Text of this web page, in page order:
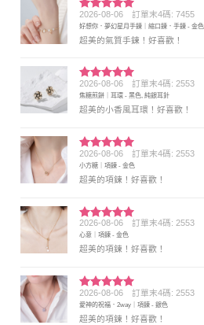
評分5滿
分 5
2026-08-06 訂單末4碼: 7455
好想你．夢幻星月手鍊｜縮口鍊．手鍊 - 金色
超美的氣質手鍊！好喜歡！
評分5 滿
分 5
2026-08-06 訂單末4碼: 2553
焦糖煎餅｜耳環 - 黑色, 純銀耳針
超美的小香風耳環！好喜歡！
評分5 滿
分 5
2026-08-06 訂單末4碼: 2553
小方糖｜項鍊 - 金色
超美的項鍊！好喜歡！
評分5 滿
分 5
2026-08-06 訂單末4碼: 2553
心意｜項鍊 - 金色
超美的項鍊！好喜歡！
評分5 滿
分 5
2026-08-06 訂單末4碼: 2553
愛神的祝福．2way｜項鍊 - 銀色
超美的項鍊！好喜歡！